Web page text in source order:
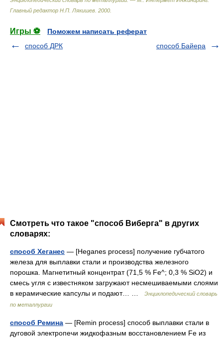
Главный редактор Н.П. Лякишев 2000
Игры ⚽
Поможем написать реферат
способ ДРК
способ Байера
Смотреть что такое "способ Виберга" в других
словарях:
способ Хеганес — [Heganes process] получение губчатого
железа для выплавки стали и производства железного
порошка. Магнетитный концентрат (71,5 % Fe^; 0,3 % SiO2) и
смесь угля с известняком загружают несмешиваемыми слоями
в керамические капсулы и подают… …
Энциклопедический словарь
по металлургии
способ Ремина — [Remin process] способ выплавки стали в
дуговой электропечи жидкофазным восстановлением Fe из